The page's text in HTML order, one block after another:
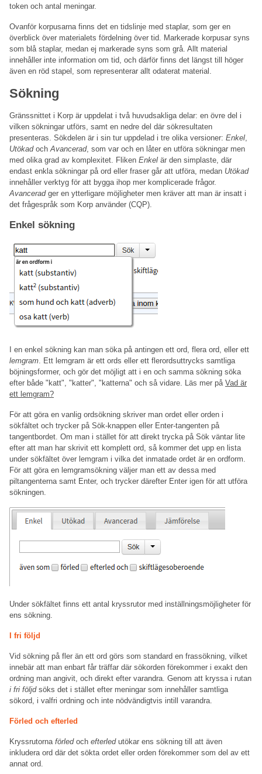
token och antal meningar.
Ovanför korpusarna finns det en tidslinje med staplar, som ger en
överblick över materialets fördelning över tid. Markerade korpusar syns
som blå staplar, medan ej markerade syns som grå. Allt material
innehåller inte information om tid, och därför finns det längst till höger
även en röd stapel, som representerar allt odaterat material.
Sökning
Gränssnittet i Korp är uppdelat i två huvudsakliga delar: en övre del i
vilken sökningar utförs, samt en nedre del där sökresultaten
presenteras. Sökdelen är i sin tur uppdelad i tre olika versioner: Enkel
Utökadoch Avancerad, som var och en låter en utföra sökningar men
med olika grad av komplexitet. Fliken Enkel är den simplaste, där
endast enkla sökningar på ord eller fraser går att utföra, medan Utökad
innehåller verktyg för att bygga ihop mer komplicerade frågor.
Avanceradger en ytterligare möjligheter men kräver att man är insatt i
det frågespråk som Korp använder (CQP).
Enkel sökning
I en enkel sökning kan man söka på antingen ett ord, flera ord, eller ett
lemgram . Ett lemgram är ett ords eller ett flerordsuttrycks samtliga
böjningsformer, och gör det möjligt att i en och samma sökning söka
efter både "katt", "katter", "katterna" och så vidare. Läs mer på Vad är
ett lemgram?
För att göra en vanlig ordsökning skriver man ordet eller orden i
sökfältet och trycker på Sök-knappen eller Enter-tangenten på
tangentbordet. Om man i stället för att direkt trycka på Sök väntar lite
efter att man har skrivit ett komplett ord, så kommer det upp en lista
under sökfältet över lemgram i vilka det inmatade ordet är en ordform.
För att göra en lemgramsökning väljer man ett av dessa med
piltangenterna samt Enter, och trycker därefter Enter igen för att utföra
sökningen.
Under sökfältet finns ett antal kryssrutor med inställningsmöjligheter för
ens sökning.
I fri följd
Vid sökning på fler än ett ord görs som standard en frassökning, vilket
innebär att man enbart får träffar där sökorden förekommer i exakt den
ordning man angivit, och direkt efter varandra. Genom att kryssa i rutan
i fri följdsöks det i stället efter meningar som innehåller samtliga
sökord, i valfri ordning och inte nödvändigtvis intill varandra.
Förled och efterled
Kryssrutorna förledoch efterledutökar ens sökning till att även
inkludera ord där det sökta ordet eller orden förekommer som del av ett
annat ord.